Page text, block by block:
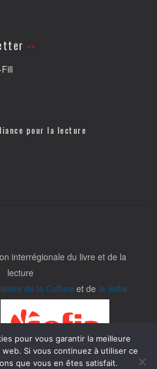
pour la lecture
interrégionale du livre et de la
lecture
de la Culture et de la Sofia
pour vous garantir la meilleure
Si vous continuez à utiliser ce
que vous en êtes satisfait.